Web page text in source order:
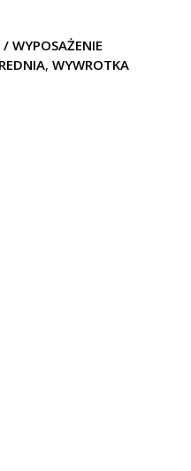
WYPOSAŻENIE
, WYWROTKA